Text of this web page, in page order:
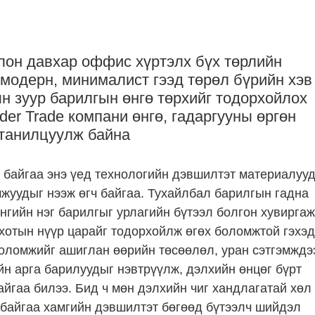
давхар оффис хүртэлх бүх төрлийн
минималист гээд төрөл бүрийн хэв
барилгын өнгө төрхийг тодорхойлох
Trade компани өнгө, гадаргууны өргөн
байна
энэ үед технологийн дэвшилтэт материалууд
нээж өгч байгаа. Тухайлбал барилгын гадна
нэг барилгыг урлагийн бүтээл болгон
нүүр царайг тодорхойлж өгөх боломжтой гэхэд
ашиглан өөрийн төсөөлөл, уран
арга барилуудыг нэвтрүүлж, дэлхийн өнцөг бүрт
билээ. Бид ч мөн дэлхийн чиг хандлагатай хөл
хамгийн дэвшилтэт бөгөөд бүтээлч шийдэл